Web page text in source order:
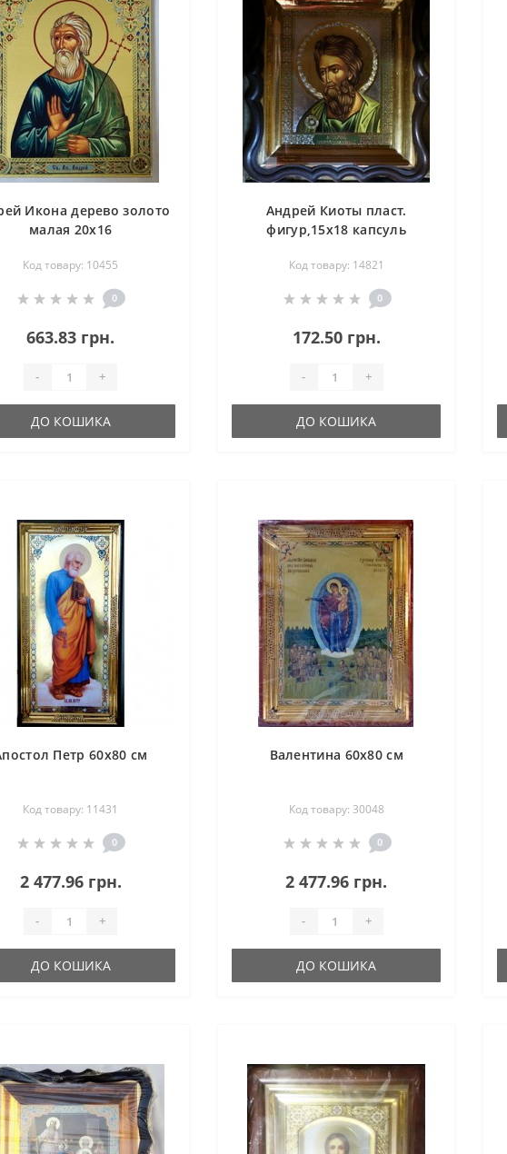
Икона дерево золото
малая 20х16
Код товару: 10455
0
663.83 грн.
- +
ДО КОШИКА
Андрей Киоты пласт.
фигур,15х18 капсуль
Код товару: 14821
0
172.50 грн.
- +
ДО КОШИКА
Петр 60х80 см
Код товару: 11431
0
2 477.96 грн.
- +
ДО КОШИКА
Валентина 60х80 см
Код товару: 30048
0
2 477.96 грн.
- +
ДО КОШИКА